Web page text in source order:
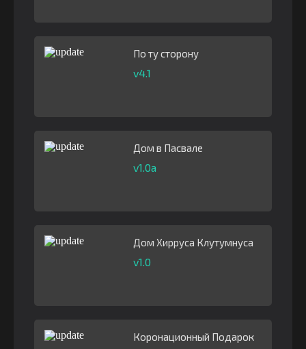
По ту сторону
v4.1
Дом в Пасвале
v1.0a
Дом Хирруса Клутумнуса
v1.0
Коронационный Подарок